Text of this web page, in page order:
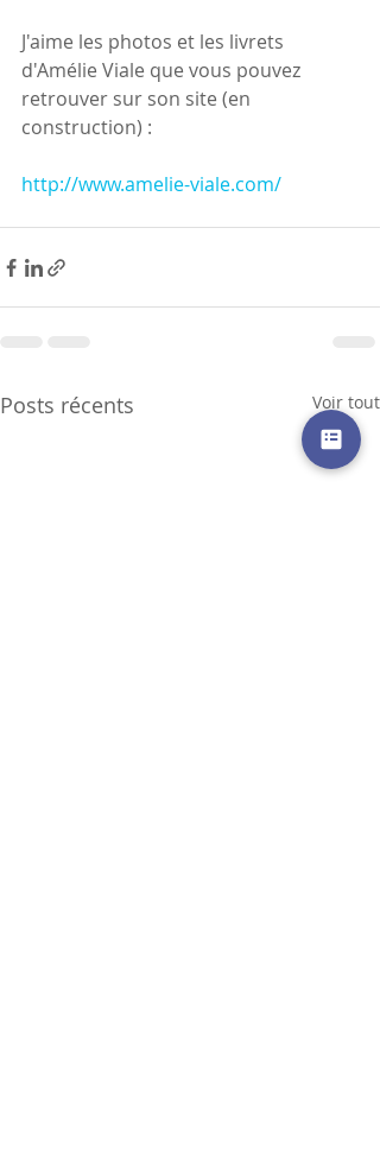
J'aime les photos et les livrets
d'Amélie Viale que vous pouvez
retrouver sur son site (en
construction) :
http://www.amelie-viale.com/
Posts récents Voir tout